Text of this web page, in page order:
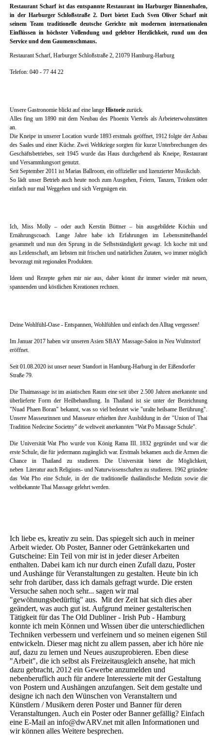
Restaurant Scharf ist das entspannte Restaurant im Harburger Binnenhafen,
in der Harburger Schloßstraße 2. Dort bietet Euch Sven Oliver Scharf mit
seinem Team traditionelle deutsche Gerichte mit modernen internationalen
Einflüssen in höchster Vollendung und gelebter Herzlichkeit, rund um den
Service und dem Gaumenschmaus.
Restaurant Scharf, Harburger Schloßstraße 2, 21079 Hamburg-Harburg
Telefon: 040 - 77 44 22
Unsere Gastronomie blickt auf eine lange Historie zurück.
Alles fing um 1890 mit dem Neubau des Phoenix Viertels als Arbeieterwohnstätten
an.
Die Kneipe in unserer Location wurde 1893 erstmals geöffnet, 1912 folgte der Anbau
des Saales und einer Küche. Zwei Weltkriege sorgten für kurze Unterbrechungen des
Geschäftsbetriebes, seit 1945 wurde das Haus durchgehend als Kneipe, Restaurant
und Versammlungsort genutzt.
Seit September 2011 ist Marias Ballroom, ein offizieller und lizenzierter Musikclub.
So lädt unser Betrieb auch heute noch zum Ausgehen, Feiern, Tanzen, Trinken oder
einfach nur mal Weggehen und sich Vergnügen ein.
Ich, Miss Molly – oder auch Kerstin Büttner – bin ausgebildete Köchin und
Ernährungscoach. Lange Jahre habe ich Erfahrungen im Lebensmittelhandel
gesammelt und nun den Sprung in die Selbstständigkeit gewagt. Ich koche mit und
aus Leidenschaft, am liebsten mit frischen und natürlichen Zutaten, wo immer möglich
bevorzugt mit regionalen Produkten.
Ideen und Rezepte gehen mir nie aus, daher könnt ihr immer wieder mit neuen,
spannenden und köstlichen Kreationen rechnen.
Deine Wohlfühl-Oase - Entspannen, Wohlfühlen und einfach den Alltag vergessen!
Im Januar 2017 haben wir unseren Asien SBAY Massage-Salon in Neu Wulmstorf
eröffnet.
Seit 01.08.2020 ist unser neuer Standort in Hamburg-Harburg in der Eißendorfer
Straße 79.
Die Thaimassage ist im asiatischen Raum eine seit über 2.500 Jahren anerkannte und
überlieferte Form der Heilbehandlung. In Thailand ist sie unter der Bezeichnung
"Nuad Phaen Boran" bekannt, was so viel bedeutet wie "uralte heilsame Berührung".
Unsere Masseurinnen und Masseure erhielten ihre Ausbildung in der "Union of Thai
Tradition Nedecine Societny" de weltweit anerkannten "Wat Po Massage Schule".
Die Universität Wat Pho wurde von König Rama III. 1832 gegründet und war die
erste Schule, die für jedermann zugänglich war. Erstmals bekamen auch die Armen die
Chance in Thailand zu studieren. Die Universität bietet die Möglichkeit,
neben Literatur auch Religions- und Naturwissenschaften zu studieren. 1962 gründete
das Wat Pho eine Schule, in der die traditionelle thailändische Medizin sowie die
weltbekannte Thai Massage gelehrt werden.
Ich liebe es, kreativ zu sein. Das spiegelt sich auch in meiner
Arbeit wieder. Ob Poster, Banner oder Getränkekarten und
Gutscheine: Ein Teil von mir ist in jeder dieser Arbeiten
enthalten. Dabei kam ich nur durch einen Zufall dazu, Poster
und Aushänge für Veranstaltungen zu gestalten. Heute bin ich
sehr froh darüber, dass ich damals gefragt wurde. Die ersten
Versuche sahen noch sehr... sagen wir mal
"gewöhnungsbedürftig" aus. Mit der Zeit hat sich dies aber
geändert, was auch gut ist. Aufgrund meiner gestalterischen
Tätigkeit für das The Old Dubliner - Irish Pub - Hamburg
konnte ich mein Können und Wissen über die unterschiedlichen
Techniken verbessern und verfeinern und so meinen eigenen Stil
entwickeln. Dieser mag nicht zu allem passen, aber ich höre nie
auf, dazu zu lernen und Neues auszuprobieren. Eben diese
"Arbeit", die ich selbst als Freizeitausgleich ansehe, hat mich
dazu gebracht, 2012 ein Gewerbe anzumelden und
nebenberuflich auch für andere Interessierte mit der Gestaltung
von Postern und Aushängen anzufangen. Seit dem gestalte und
designe ich nach den Wünschen von Veranstaltern und
Künstlern / Musikern deren Poster und Banner für deren
Veranstaltungen. Auch ein Poster oder Banner gefällig? Einfach
eine E-Mail an info@dwARV.net mit allen Informationen und
wir können alles Weitere besprechen.